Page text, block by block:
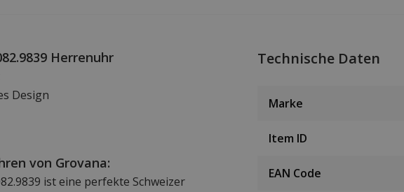
Herrenuhr
Design
von Grovana:
ist eine perfekte Schweizer
Technische Daten
Marke
Item ID
EAN Code